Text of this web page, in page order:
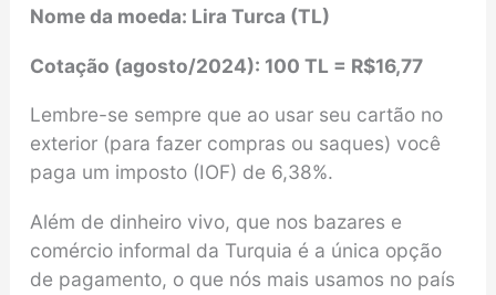
Nome da moeda: Lira Turca (TL)
Cotação (agosto/2024): 100 TL = R$16,77
Lembre-se sempre que ao usar seu cartão no
exterior (para fazer compras ou saques) você
paga um imposto (IOF) de 6,38%.
Além de dinheiro vivo, que nos bazares e
comércio informal da Turquia é a única opção
de pagamento, o que nós mais usamos no país